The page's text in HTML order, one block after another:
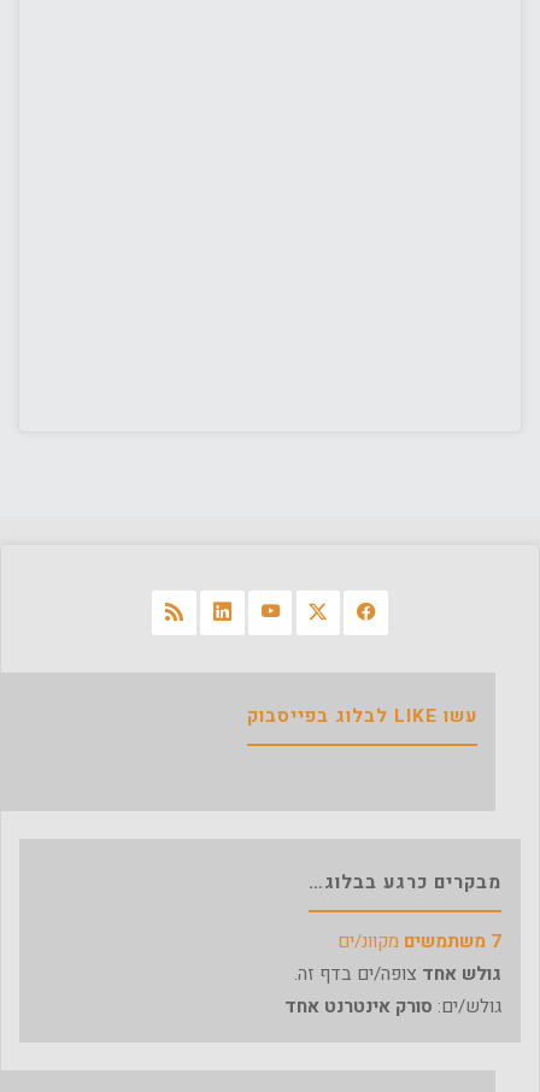
עשו LIKE לבלוג בפייסבוק
מבקרים כרגע בבלוג…
7 משתמשים
מקוונ/ים
גולש אחד צופה/ים בדף זה.
גולש/ים: סורק אינטרנט אחד